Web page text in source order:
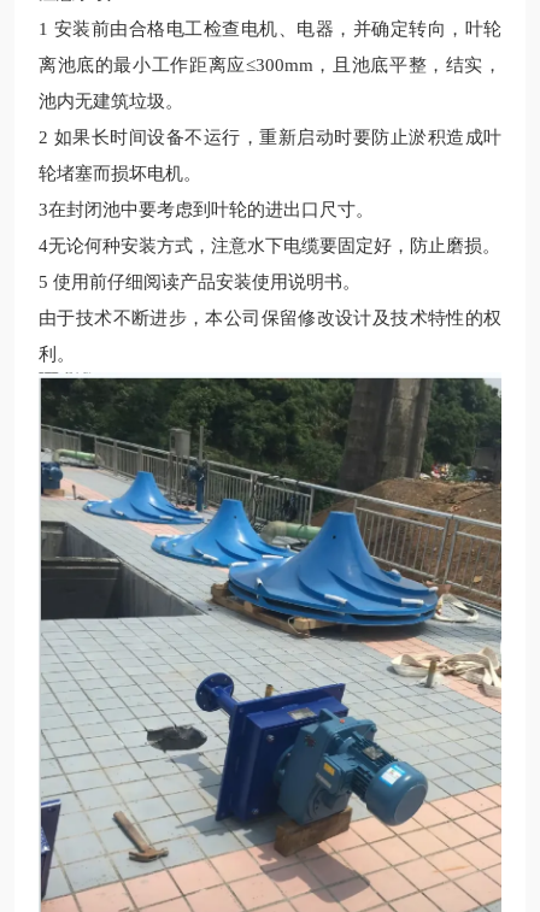
1 安装前由合格电工检查电机、电器，并确定转向，叶轮
离池底的最小工作距离应≤300mm，且池底平整，结实，
池内无建筑垃圾。
2 如果长时间设备不运行，重新启动时要防止淤积造成叶
轮堵塞而损坏电机。
3在封闭池中要考虑到叶轮的进出口尺寸。
4无论何种安装方式，注意水下电缆要固定好，防止磨损。
5 使用前仔细阅读产品安装使用说明书。
由于技术不断进步，本公司保留修改设计及技术特性的权
利。